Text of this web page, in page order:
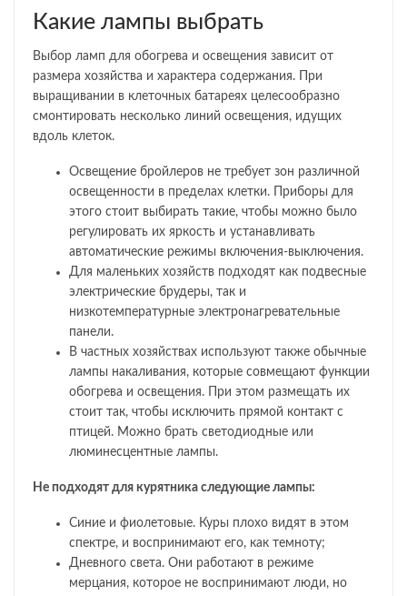
Какие лампы выбрать
Выбор ламп для обогрева и освещения зависит от
размера хозяйства и характера содержания. При
выращивании в клеточных батареях целесообразно
смонтировать несколько линий освещения, идущих
вдоль клеток.
Освещение бройлеров не требует зон различной
освещенности в пределах клетки. Приборы для
этого стоит выбирать такие, чтобы можно было
регулировать их яркость и устанавливать
автоматические режимы включения-выключения.
Для маленьких хозяйств подходят как подвесные
электрические брудеры, так и
низкотемпературные электронагревательные
панели.
В частных хозяйствах используют также обычные
лампы накаливания, которые совмещают функции
обогрева и освещения. При этом размещать их
стоит так, чтобы исключить прямой контакт с
птицей. Можно брать светодиодные или
люминесцентные лампы.
Не подходят для курятника следующие лампы:
Синие и фиолетовые. Куры плохо видят в этом
спектре, и воспринимают его, как темноту;
Дневного света. Они работают в режиме
мерцания, которое не воспринимают люди, но